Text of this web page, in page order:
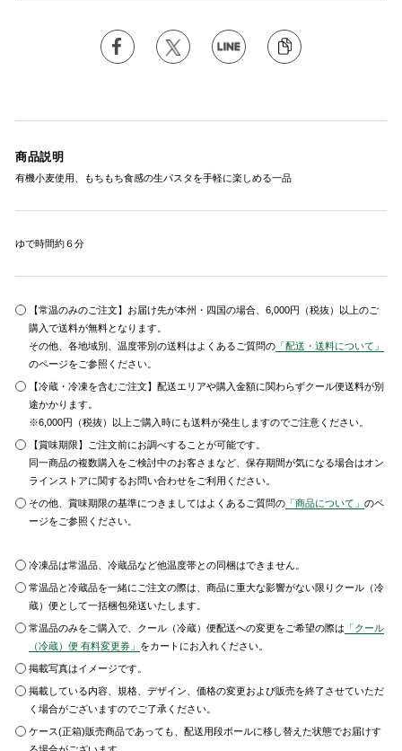
商品説明
有機小麦使用、もちもち食感の生パスタを手軽に楽しめる一品
ゆで時間約６分
【常温のみのご注文】お届け先が本州・四国の場合、6,000円（税抜）以上のご
購入で送料が無料となります。
その他、各地域別、温度帯別の送料はよくあるご質問の 「配送・送料について」
のページをご参照ください。
【冷蔵・冷凍を含むご注文】配送エリアや購入金額に関わらずクール便送料が別
途かかります。
※6,000円（税抜）以上ご購入時にも送料が発生しますのでご注意ください。
【賞味期限】ご注文前にお調べすることが可能です。
同一商品の複数購入をご検討中のお客さまなど、保存期間が気になる場合はオン
ラインストアに関するお問い合わせをご利用ください。
その他、賞味期限の基準につきましてはよくあるご質問の 「商品について」のペ
ージをご参照ください。
冷凍品は常温品、冷蔵品など他温度帯との同梱はできません。
常温品と冷蔵品を一緒にご注文の際は、商品に重大な影響がない限りクール（冷
蔵）便として一括梱包発送いたします。
常温品のみをご購入で、クール（冷蔵）便配送への変更をご希望の際は 「クール
（冷蔵）便 有料変更券」 をカートにお入れください。
掲載写真はイメージです。
掲載している内容、規格、デザイン、価格の変更および販売を終了させていただ
く場合がございますのでご了承ください。
ケース(正箱)販売商品であっても、配送用段ボールに移し替えた状態でお届けす